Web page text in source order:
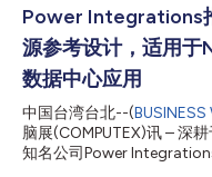
Power Integrations总裁兼
的2200伏PowiGaN技术为
裕量，同时支持高开关频率
应用包括下一代AI数据中
1500伏配电架构；此外，
作输出电压也将越来越高
氮化镓的适用范围扩展到
阳能、高压直流以及先进
Power Integrations
源参考设计，适用
数据中心应用
中国台湾台北--(BUSINESS
脑展(COMPUTEX)讯 – 深
知名公司Power